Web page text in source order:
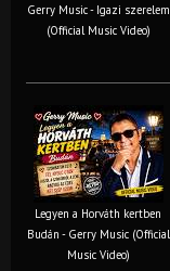
Gerry Music - Igazi szerelem
(Official Music Video)
Legyen a Horváth kertben
Budán - Gerry Music (Official
Music Video)